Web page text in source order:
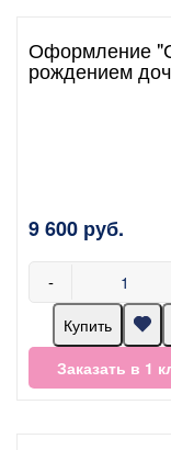
Оформление
рождением
9 600 руб.
-
Купить
Заказать в 1